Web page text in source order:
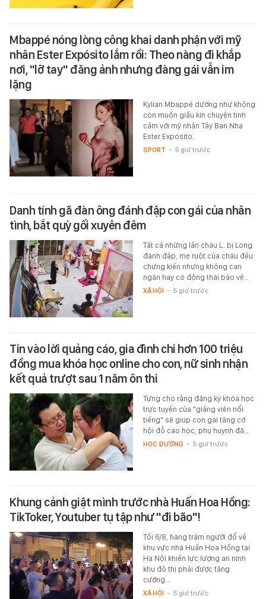
Mbappé nóng lòng công khai danh phận với mỹ
nhân Ester Expósito lắm rồi: Theo nàng đi khắp
nơi, "lỡ tay" đăng ảnh nhưng đàng gái vẫn im
lặng
Kylian Mbappé dường như không
còn muốn giấu kín chuyện tình
cảm với mỹ nhân Tây Ban Nha
Ester Expósito.
SPORT - 5 giờ trước
Danh tính gã đàn ông đánh đập con gái của nhân
tình, bắt quỳ gối xuyên đêm
Tất cả những lần cháu L. bị Long
đánh đập, mẹ ruột của cháu đều
chứng kiến nhưng không can
ngăn hay có động thái bảo vệ…
XÃ HỘI - 5 giờ trước
Tin vào lời quảng cáo, gia đình chi hơn 100 triệu
đồng mua khóa học online cho con, nữ sinh nhận
kết quả trượt sau 1 năm ôn thi
Từng cho rằng đăng ký khóa học
trực tuyến của "giảng viên nổi
tiếng" sẽ giúp con gái tăng cơ
hội đỗ cao học, phụ huynh đã…
HỌC ĐƯỜNG - 5 giờ trước
Khung cảnh giật mình trước nhà Huấn Hoa Hồng:
TikToker, Youtuber tụ tập như "đi bão"!
Tối 6/8, hàng trăm người đổ về
khu vực nhà Huấn Hoa Hồng tại
Hà Nội khiến lực lượng an ninh
khu đô thị phải được tăng
cường…
XÃ HỘI - 5 giờ trước